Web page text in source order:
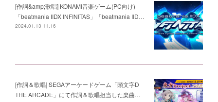
[作詞&amp;歌唱] KONAMI音楽ゲーム(PC向け)
「beatmania IIDX INFINITAS」「beatmania IID…
2024.01.13 11:16
[作詞＆歌唱] SEGAアーケードゲーム「頭文字D
THE ARCADE」にて作詞＆歌唱担当した楽曲…